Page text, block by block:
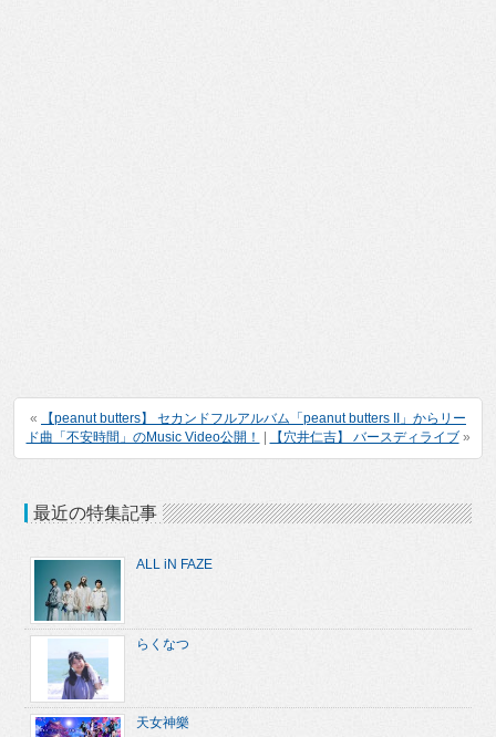
«
【peanut butters】 セカンドフルアルバム「peanut butters II」からリー
ド曲「不安時間」のMusic Video公開！
【穴井仁吉】 バースディライブ»
最近の特集記事
ALL iN FAZE
らくなつ
天女神樂